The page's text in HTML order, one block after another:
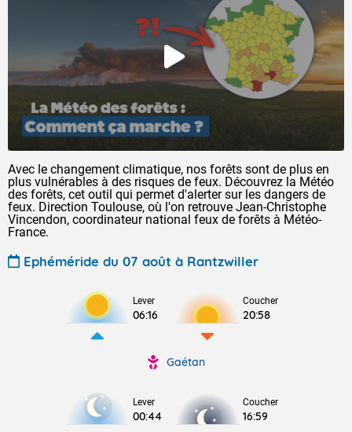
Avec le changement climatique, nos forêts sont de plus en
plus vulnérables à des risques de feux. Découvrez la Météo
des forêts, cet outil qui permet d'alerter sur les dangers de
feux. Direction Toulouse, où l'on retrouve Jean-Christophe
Vincendon, coordinateur national feux de forêts à Météo-
France.
Ephéméride du 07 août à Rantzwiller
Lever
06:16
Coucher
20:58
Gaétan
Lever
00:44
Coucher
16:59